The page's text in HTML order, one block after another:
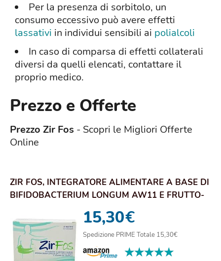
Per la presenza di sorbitolo, un
consumo eccessivo può avere effetti
lassativi in individui sensibili ai polialcoli
In caso di comparsa di effetti collaterali
diversi da quelli elencati, contattare il
proprio medico.
Prezzo e Offerte
Prezzo Zir Fos - Scopri le Migliori Offerte
Online
ZIR FOS, INTEGRATORE ALIMENTARE A BASE DI
BIFIDOBACTERIUM LONGUM AW11 E FRUTTO-
15,30€
Spedizione PRIME Totale 15,30€
★★★★★
★★★★★